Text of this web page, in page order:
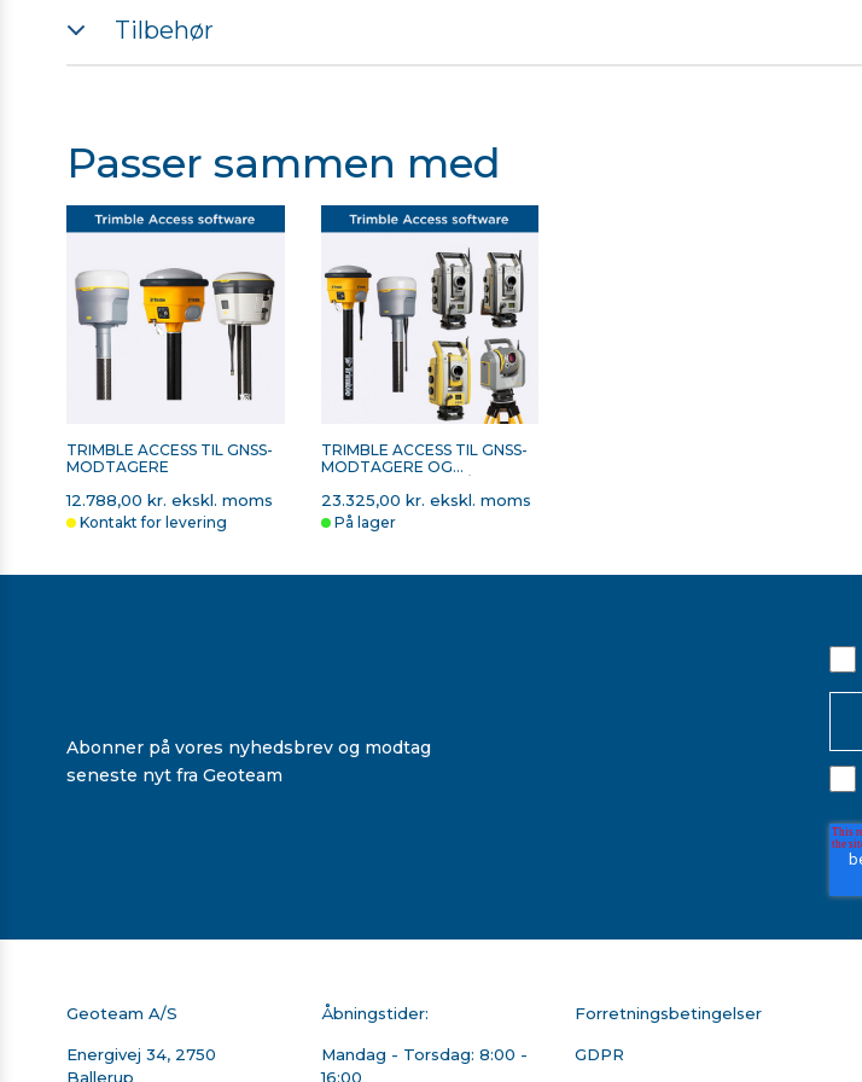
Bluetooth: v 4.1
Støv og vand rating: IP67
Drifttemperatur: –20 °C to +55 °C
Tilbehør
TRIMBLE TDC600
HOLDER TIL STOK
2.513,00 kr. ekskl. moms
STYLUS MED REM TIL
TOUCH SCREEN
CONTROLLERE
375,00 kr. ekskl. moms
På lager
Passer sammen med
TRIMBLE ACCESS TIL GNSS-
MODTAGERE
12.788,00 kr. ekskl. moms
Kontakt for levering
TRIMBLE ACCESS TIL GNSS-
MODTAGERE OG
23.325,00 kr. ekskl. moms
På lager
Abonner på vores nyhedsbrev og modtag
seneste nyt fra Geoteam
Geoteam A/S
Energivej 34, 2750
Ballerup
Åbningstider:
Mandag - Torsdag: 8:00 -
16:00
Forretningsbetingelser
GDPR